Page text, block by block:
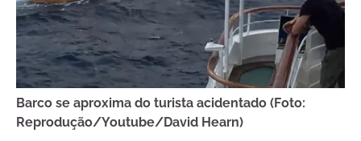
Barco se aproxima do turista acidentado (Foto:
Reprodução/Youtube/David Hearn)